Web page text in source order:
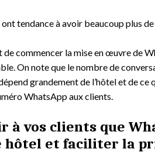
tendance à avoir beaucoup plus de
commencer la mise en œuvre de
On note que le nombre de
grandement de l’hôtel et de ce
WhatsApp aux clients.
à vos clients que
hôtel et faciliter la